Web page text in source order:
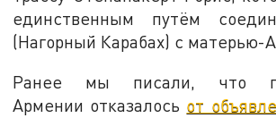
единственным путём
(Нагорный Карабах) с матерью-
Ранее мы писали, что
Армении отказалось от